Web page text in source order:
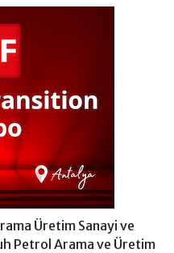
Üretim Sanayi ve
Petrol Arama ve Üretim